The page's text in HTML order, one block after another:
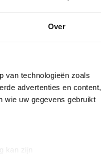
Over
van technologieën zoals
advertenties en content,
wie uw gegevens gebruikt
kan zijn